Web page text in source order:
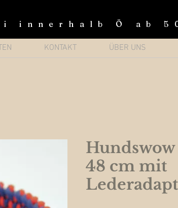
innerhalb Ö ab
KONTAKT ÜBER UNS
48 cm mit